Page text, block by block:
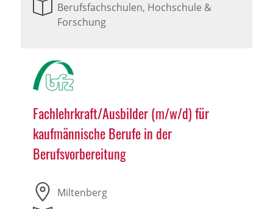
Berufsfachschulen, Hochschule &
Forschung
Fachlehrkraft/Ausbilder (m/w/d) für
kaufmännische Berufe in der
Berufsvorbereitung
Miltenberg